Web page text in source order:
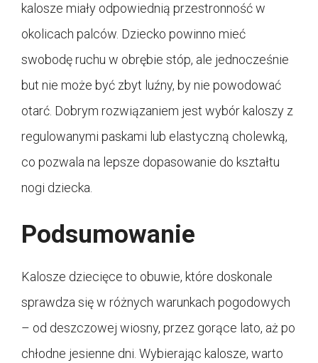
kalosze miały odpowiednią przestronność w
okolicach palców. Dziecko powinno mieć
swobodę ruchu w obrębie stóp, ale jednocześnie
but nie może być zbyt luźny, by nie powodować
otarć. Dobrym rozwiązaniem jest wybór kaloszy z
regulowanymi paskami lub elastyczną cholewką,
co pozwala na lepsze dopasowanie do kształtu
nogi dziecka.
Podsumowanie
Kalosze dziecięce to obuwie, które doskonale
sprawdza się w różnych warunkach pogodowych
– od deszczowej wiosny, przez gorące lato, aż po
chłodne jesienne dni. Wybierając kalosze, warto